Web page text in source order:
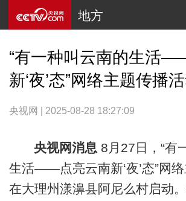
地方
“有一种叫云南的生活
新‘夜’态”网络主题传播
央视网 | 2025-08-28 18:27:09
央视网消息 8月27日，“有
生活——点亮云南新‘夜’态”网
在大理州漾濞县阿尼么村启动